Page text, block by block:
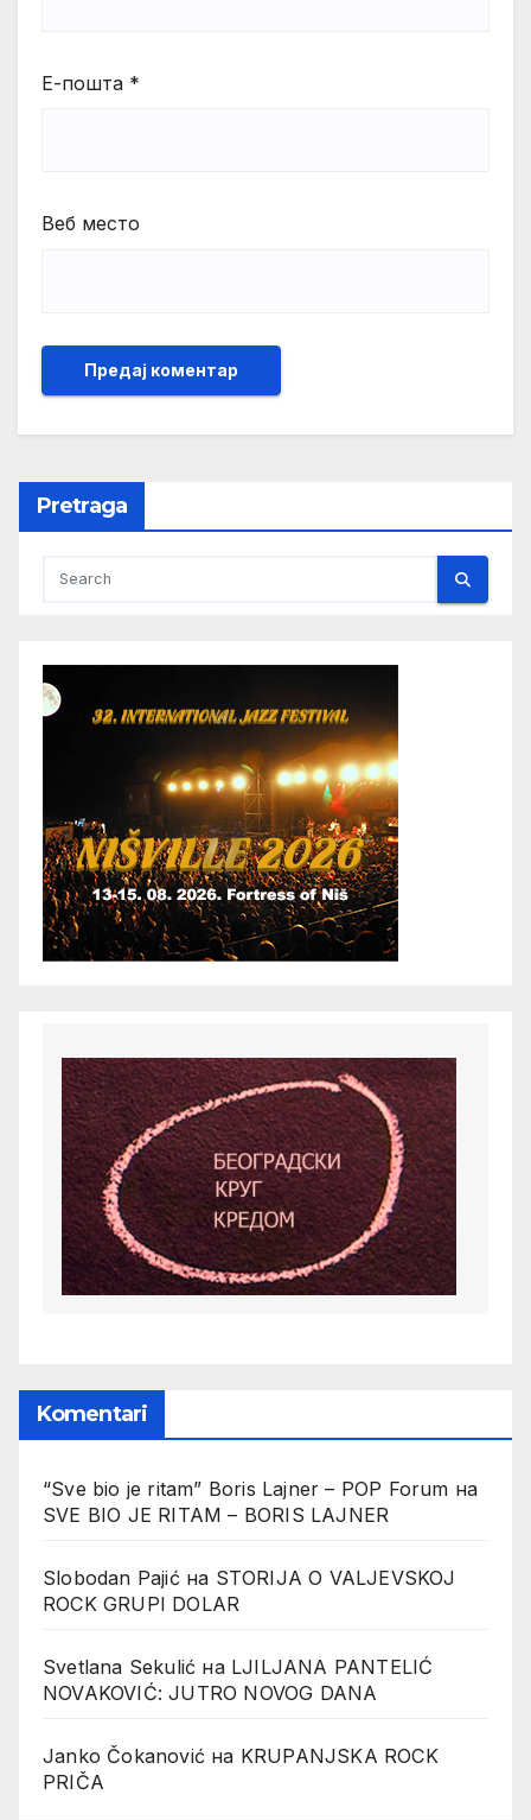
Е-пошта *
Веб место
Pretraga
Komentari
“Sve bio je ritam” Boris Lajner – POP Forum на
SVE BIO JE RITAM – BORIS LAJNER
Slobodan Pajićна STORIJA O VALJEVSKOJ
ROCK GRUPI DOLAR
Svetlana Sekulić на LJILJANA PANTELIĆ
NOVAKOVIĆ: JUTRO NOVOG DANA
Janko Čokanović на KRUPANJSKA ROCK
PRIČA